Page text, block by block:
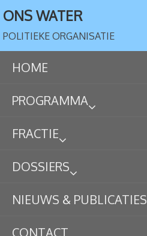
ONS WATER
POLITIEKE ORGANISATIE
HOME
PROGRAMMA
FRACTIE
DOSSIERS
NIEUWS & PUBLICATIES
CONTACT